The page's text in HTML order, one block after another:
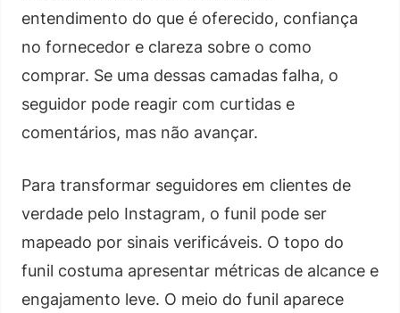
entendimento do que é oferecido, confiança
no fornecedor e clareza sobre o como
comprar. Se uma dessas camadas falha, o
seguidor pode reagir com curtidas e
comentários, mas não avançar.
Para transformar seguidores em clientes de
verdade pelo Instagram, o funil pode ser
mapeado por sinais verificáveis. O topo do
funil costuma apresentar métricas de alcance e
engajamento leve. O meio do funil aparece